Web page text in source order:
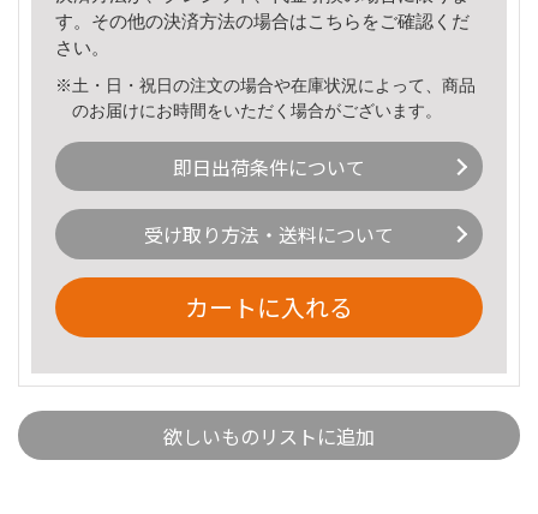
す。その他の決済方法の場合はこちら をご確認くだ
さい。
※土・日・祝日の注文の場合や在庫状況によって、商品
のお届けにお時間をいただく場合がございます。
即日出荷条件について
受け取り方法・送料について
カートに入れる
欲しいものリストに追加